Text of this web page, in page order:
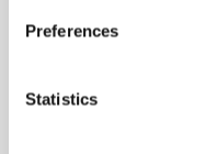
Preferences
Statistics
Vil du høre mere?